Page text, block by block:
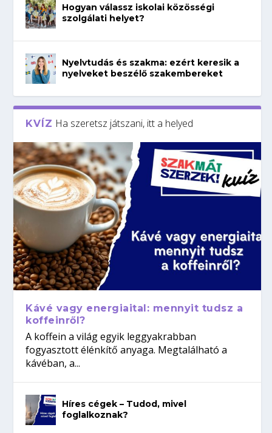
Hogyan válassz iskolai közösségi
szolgálati helyet?
Nyelvtudás és szakma: ezért keresik a
nyelveket beszélő szakembereket
KVÍZ Ha szeretsz játszani, itt a helyed
Kávé vagy energiaital: mennyit tudsz a
koffeinről?
A koffein a világ egyik leggyakrabban
fogyasztott élénkítő anyaga. Megtalálható a
kávéban, a...
Híres cégek – Tudod, mivel
foglalkoznak?